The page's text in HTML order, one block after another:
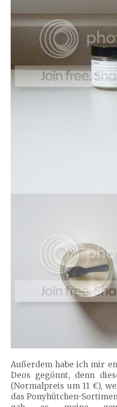
Außerdem habe ich mir
Deos gegönnt, denn
(Normalpreis um 11 €),
das Ponyhütchen-